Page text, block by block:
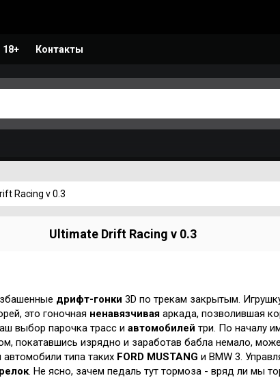
18+ Контакты
Racing v 0.3
Ultimate Drift Racing v 0.3
дрифт-гонки 3D по трекам закрытым.
это гоночная ненавязчивая аркада, позволившая
выбор парочка трасс и автомобилей три. По началу
покатавшись изрядно и заработав бабла немало,
типа таких FORD MUSTANG и BMW 3.
. Не ясно, зачем педаль тут тормоза - вряд ли мы